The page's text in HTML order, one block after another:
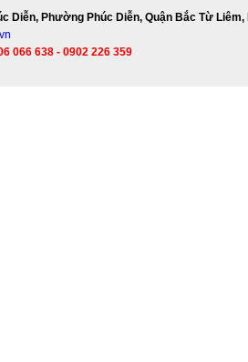
Diễn, Phường Phúc Diễn, Quận Bắc Từ Liêm,
066 638 - 0902 226 359